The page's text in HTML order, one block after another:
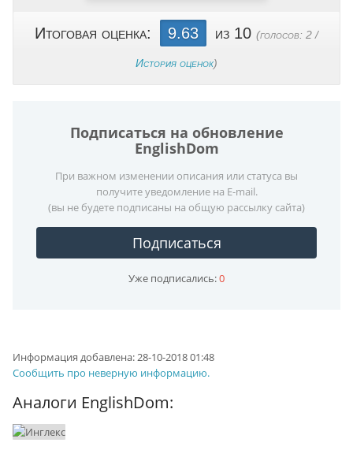
Итоговая оценка: 9.63 из 10 (голосов: 2 /
История оценок)
Подписаться на обновление
EnglishDom
При важном изменении описания или статуса вы
получите уведомление на E-mail.
(вы не будете подписаны на общую рассылку сайта)
Подписаться
Уже подписались:0
Информация добавлена:28-10-2018 01:48
Сообщить про неверную информацию.
Аналоги EnglishDom: